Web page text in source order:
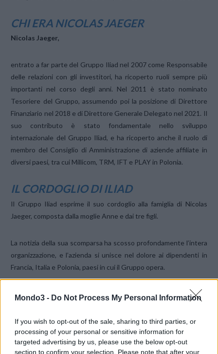
Mondo3 - Do Not Process My Personal Information
If you wish to opt-out of the sale, sharing to third parties, or
processing of your personal or sensitive information for
targeted advertising by us, please use the below opt-out
section to confirm your selection. Please note that after your
CHI ERA NICOLAS JAEGER
Nicolas Jaeger,
entrato a far parte del Gruppo Iliad nel 2007 come Responsabile
delle relazioni con gli investitori, ha ricoperto ruoli sempre più
importanti nel corso degli anni. Nel 2011 è stato nominato
Tesoriere del Gruppo, assumendo poi la posizione di Direttore
Finanziario nel 2018 e di Direttore Generale Delegato nel 2021. Il
suo contributo è stato fondamentale nello sviluppo
internazionale del Gruppo Iliad, e ha ricoperto anche il ruolo di
membro del Consiglio di Amministrazione di aziende affiliate in
diversi paesi, tra cui Millicom, TRM, IFT e PLAY in Polonia.
IL CORDOGLIO DI ILIAD
Il Gruppo Iliad esprime il suo cordoglio alla famiglia di Nicolas
Jaeger, composta dalla moglie Anne e dai tre figli.
La notizia della sua scomparsa ha scosso profondamente l’intera
organizzazione, e l’azienda si unisce nel dolore ai dipendenti in
Francia, Italia e Polonia, paesi in cui il Gruppo opera.
Xavier Niel,
Presidente del Consiglio di Amministrazione, e
rilasciato una dichiarazione congiunta:
“Abbiamo appreso con
sgomento e dolore infinito della scomparsa di Nicolas ieri sera.
Era una forza in tutto, una forza che attraversava la vita con